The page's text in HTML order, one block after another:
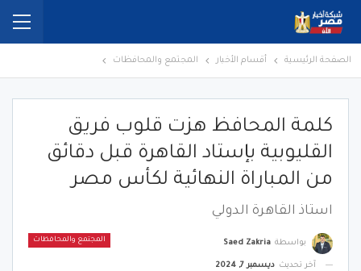
الصفحة الرئيسية أقسام الأخبار المجتمع والمحافظات
كلمة المحافظ هزت قلوب فريق
القليوبية بإستاد القاهرة قبل دقائق
من المباراة النهائية لكأس مصر
استاذ القاهرة الدولي
المجتمع والمحافظات بواسطة Saed Zakria
آخر تحديث ديسمبر 7, 2024